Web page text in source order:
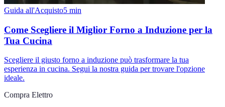
Guida all'Acquisto5 min
Come Scegliere il Miglior Forno a Induzione per la
Tua Cucina
Scegliere il giusto forno a induzione può trasformare la tua
esperienza in cucina. Segui la nostra guida per trovare l'opzione
ideale.
Compra Elettro